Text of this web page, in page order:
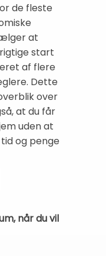
de fleste
at
start
af flere
Dette
over
at du får
uden at
og penge
når du vil